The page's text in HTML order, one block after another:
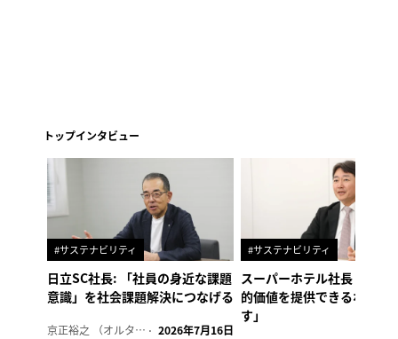
トップインタビュー
#サステナビリティ
日立SC社長: 「社員の身近な課題
意識」を社会課題解決につなげる
京正裕之 （オルタナ副編集長） 2026年7月16日
#サステナビリティ
スーパーホテル社長「地域
的価値を提供できるホテル
す」